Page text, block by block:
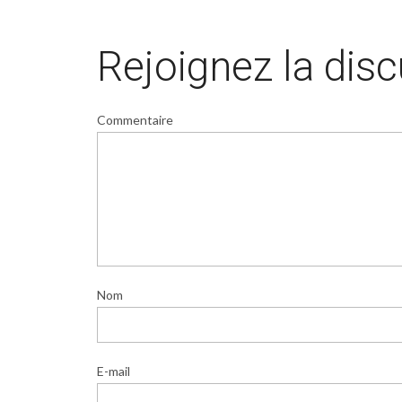
Rejoignez la
Commentaire
Nom
E-mail